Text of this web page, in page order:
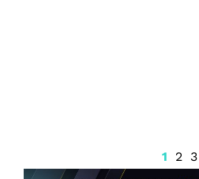
1 2 3